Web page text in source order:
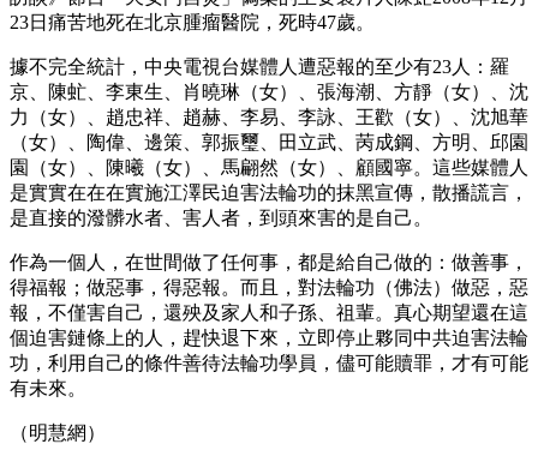
23日痛苦地死在北京腫瘤醫院，死時47歲。
據不完全統計，中央電視台媒體人遭惡報的至少有23人：羅
京、陳虻、李東生、肖曉琳（女）、張海潮、方靜（女）、沈
力（女）、趙忠祥、趙赫、李易、李詠、王歡（女）、沈旭華
（女）、陶偉、邊策、郭振璽、田立武、苪成鋼、方明、邱園
園（女）、陳曦（女）、馬翩然（女）、顧國寧。這些媒體人
是實實在在在實施江澤民迫害法輪功的抹黑宣傳，散播謊言，
是直接的潑髒水者、害人者，到頭來害的是自己。
作為一個人，在世間做了任何事，都是給自己做的：做善事，
得福報；做惡事，得惡報。而且，對法輪功（佛法）做惡，惡
報，不僅害自己，還殃及家人和子孫、祖輩。真心期望還在這
個迫害鏈條上的人，趕快退下來，立即停止夥同中共迫害法輪
功，利用自己的條件善待法輪功學員，儘可能贖罪，才有可能
有未來。
（明慧網）